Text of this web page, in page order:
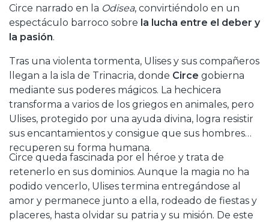
Circe narrado en la Odisea, convirtiéndolo en un
espectáculo barroco sobre la lucha entre el deber y
la pasión.
Tras una violenta tormenta, Ulises y sus compañeros
llegan a la isla de Trinacria, donde Circe gobierna
mediante sus poderes mágicos. La hechicera
transforma a varios de los griegos en animales, pero
Ulises, protegido por una ayuda divina, logra resistir
sus encantamientos y consigue que sus hombres
recuperen su forma humana.
Circe queda fascinada por el héroe y trata de
retenerlo en sus dominios. Aunque la magia no ha
podido vencerlo, Ulises termina entregándose al
amor y permanece junto a ella, rodeado de fiestas y
placeres, hasta olvidar su patria y su misión. De este